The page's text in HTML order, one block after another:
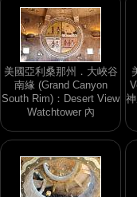
美國亞利桑那州．大峽谷
南緣 (Grand Canyon
South Rim)：Desert View
Watchtower 內